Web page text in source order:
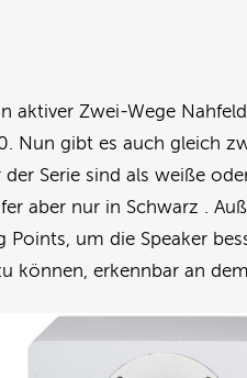
aktiver Zwei-Wege
Nun gibt es auch gleich
der Serie sind als weiße
aber nur in Schwarz .
um die Speaker
können, erkennbar an